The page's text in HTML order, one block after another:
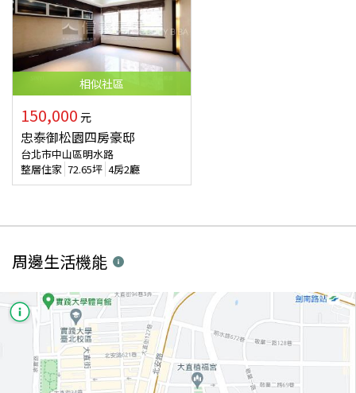
相似社區
150,000 元
忠泰御松園四房豪邸
台北市中山區明水路
整層住家 72.65坪 4房2廳
周邊生活機能